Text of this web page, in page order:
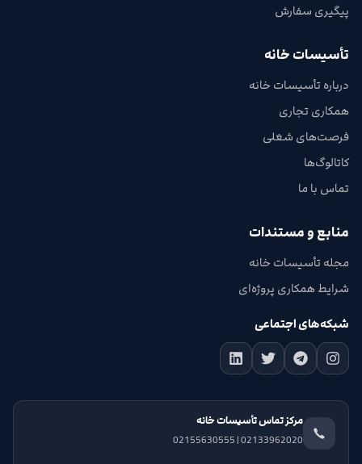
پیگیری سفارش
تأسیسات خانه
درباره تأسیسات خانه
همکاری تجاری
فرصت‌های شغلی
کاتالوگ‌ها
تماس با ما
منابع و مستندات
مجله تأسیسات خانه
شرایط همکاری پروژه‌ای
شبکه‌های اجتماعی
مرکز تماس تأسیسات خانه
02133962020 | 02155630555